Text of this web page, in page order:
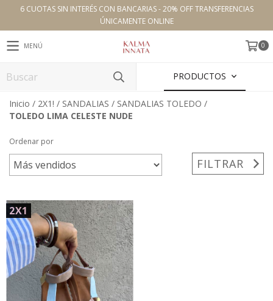
6 CUOTAS SIN INTERÉS CON BANCARIAS - 20% OFF TRANSFERENCIAS
ÚNICAMENTE ONLINE
MENÚ 0
PRODUCTOS
Inicio / 2X1! / SANDALIAS / SANDALIAS TOLEDO /
TOLEDO LIMA CELESTE NUDE
Ordenar por
FILTRAR
2X1